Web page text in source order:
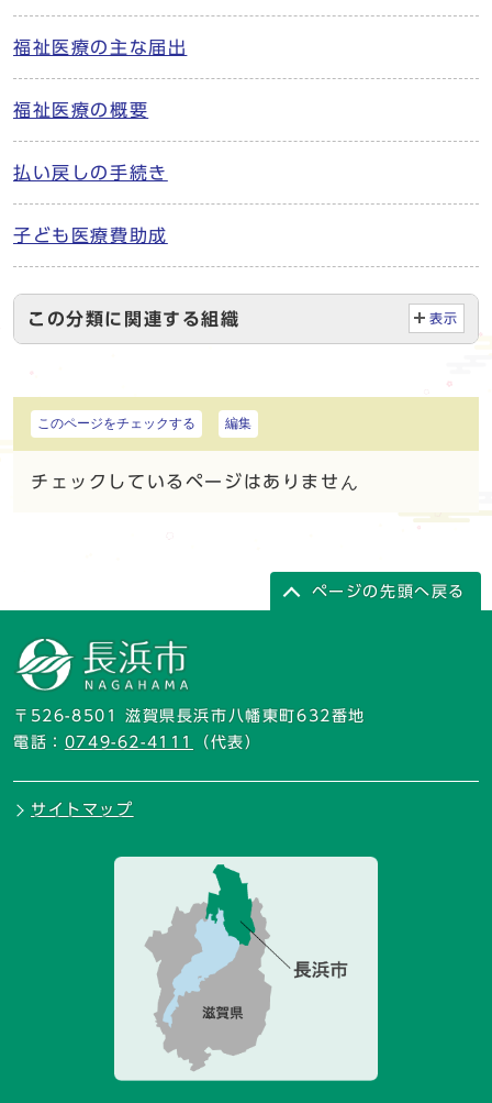
福祉医療の主な届出
福祉医療の概要
払い戻しの手続き
子ども医療費助成
この分類に関連する組織 表示
このページをチェックする 編集
チェックしているページはありません
ページの先頭へ戻る
〒526-8501 滋賀県長浜市八幡東町632番地
電話： 0749-62-4111 （代表）
サイトマップ